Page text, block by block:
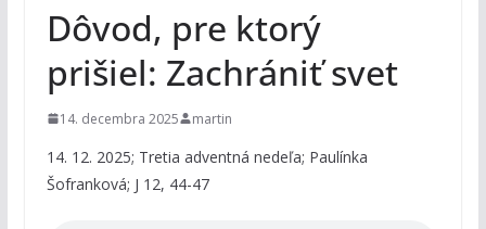
Dôvod, pre ktorý
prišiel: Zachrániť svet
14. decembra 2025 martin
14. 12. 2025; Tretia adventná nedeľa; Paulínka
Šofranková; J 12, 44-47